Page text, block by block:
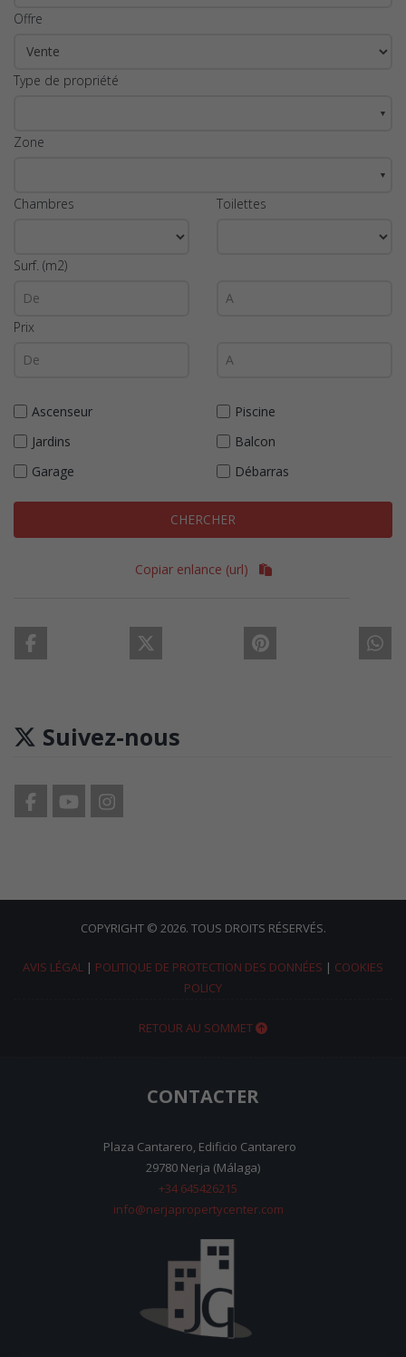
Offre
Type de propriété
▼
Zone
▼
Chambres Toilettes
Surf. (m2)
Prix
Ascenseur
Piscine
Jardins
Balcon
Garage
Débarras
CHERCHER
Copiar enlance (url)
Suivez-nous
COPYRIGHT © 2026. TOUS DROITS RÉSERVÉS.
AVIS LÉGAL | POLITIQUE DE PROTECTION DES DONNÉES | COOKIES
POLICY
RETOUR AU SOMMET
CONTACTER
Plaza Cantarero, Edificio Cantarero
29780 Nerja (Málaga)
+34 645426215
info@nerjapropertycenter.com